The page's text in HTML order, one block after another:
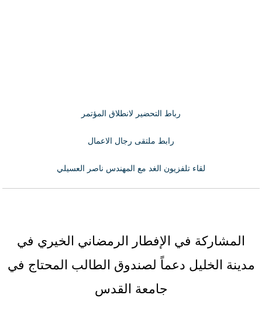
رباط التحضير لانطلاق المؤتمر
رابط ملتقى رجال الاعمال
لقاء تلفزيون الغد مع المهندس ناصر العسيلي
المشاركة في الإفطار الرمضاني الخيري في
مدينة الخليل دعماً لصندوق الطالب المحتاج في
جامعة القدس